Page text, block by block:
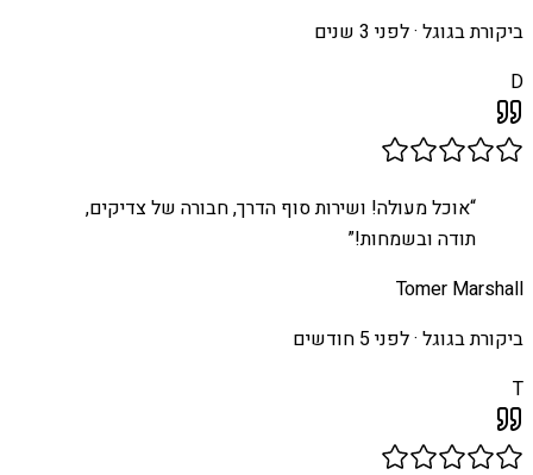
ביקורת בגוגל ·לפני 3 שנים
D
“אוכל מעולה! ושירות סוף הדרך, חבורה של צדיקים,
תודה ובשמחות!”
Tomer Marshall
ביקורת בגוגל ·לפני 5 חודשים
T